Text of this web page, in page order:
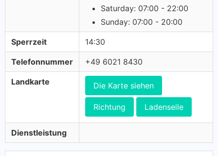
Saturday: 07:00 - 22:00
Sunday: 07:00 - 20:00
Sperrzeit 14:30
Telefonnummer +49 6021 8430
Landkarte Die Karte siehen
Richtung Ladenseile
Dienstleistung